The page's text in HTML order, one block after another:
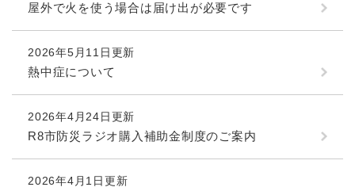
屋外で火を使う場合は届け出が必要です
2026年5月11日更新
熱中症について
2026年4月24日更新
R8市防災ラジオ購入補助金制度のご案内
2026年4月1日更新